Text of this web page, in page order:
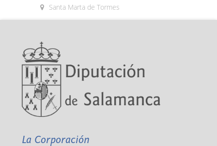
Santa Marta de Tormes
La Corporación